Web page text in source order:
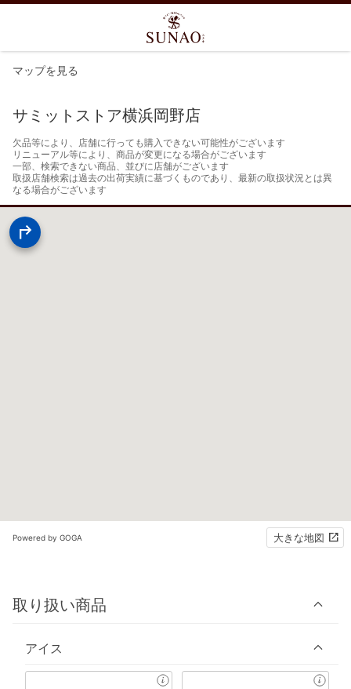
マップを見る
サミットストア横浜岡野店
欠品等により、店舗に行っても購入できない可能性がございます
リニューアル等により、商品が変更になる場合がございます
一部、検索できない商品、並びに店舗がございます
取扱店舗検索は過去の出荷実績に基づくものであり、最新の取扱状況とは異
なる場合がございます
Powered by GOGA 大きな地図
取り扱い商品
アイス